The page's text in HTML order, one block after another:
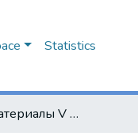
Statistics
2019 год, материалы V Республиканской научно-практической конференции с международным участием